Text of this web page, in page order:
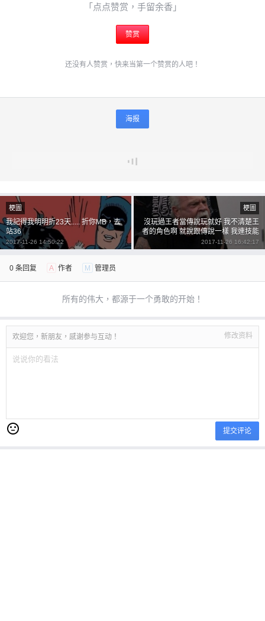
「点点赞赏，手留余香」
赞赏
还没有人赞赏，快来当第一个赞赏的人吧！
海报
梗圖
我記得我明明折23天..... 折你MB，去
站36
2017-11-26 14:50:22
梗圖
沒玩過王者當傳說玩就好 我不清楚王
者的角色啊 就說跟傳說一樣 我連技能
都不懂玩毛 當傳說玩！
2017-11-26 16:42:17
0 条回复 A 作者 M 管理员
所有的伟大，都源于一个勇敢的开始！
欢迎您，新朋友，感谢参与互动！ 修改资料
提交评论